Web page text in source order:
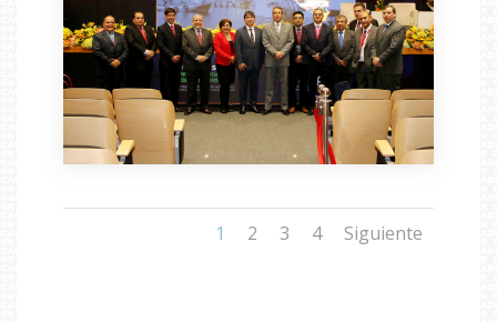
1 2 3 4 Siguiente